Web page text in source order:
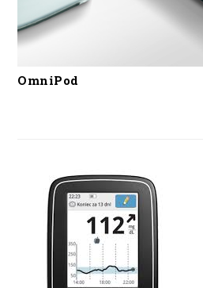
OmniPod